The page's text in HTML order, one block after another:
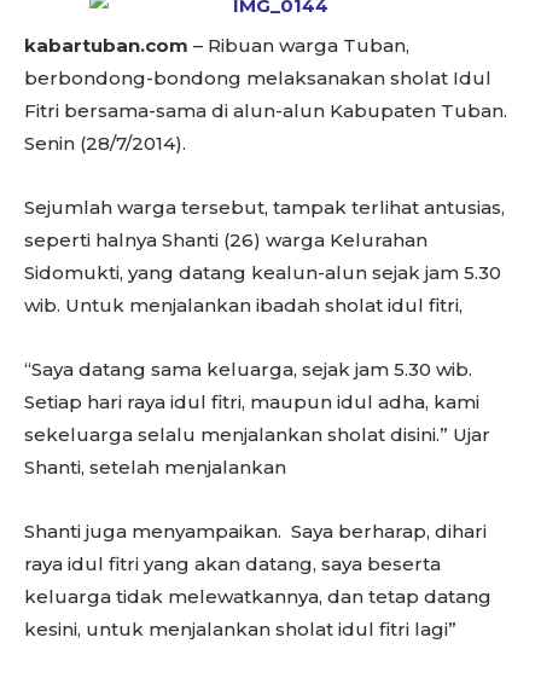
kabartuban.com – Ribuan warga Tuban,
berbondong-bondong melaksanakan sholat Idul
Fitri bersama-sama di alun-alun Kabupaten Tuban.
Senin (28/7/2014).
Sejumlah warga tersebut, tampak terlihat antusias,
seperti halnya Shanti (26) warga Kelurahan
Sidomukti, yang datang kealun-alun sejak jam 5.30
wib. Untuk menjalankan ibadah sholat idul fitri,
“Saya datang sama keluarga, sejak jam 5.30 wib.
Setiap hari raya idul fitri, maupun idul adha, kami
sekeluarga selalu menjalankan sholat disini.” Ujar
Shanti, setelah menjalankan
Shanti juga menyampaikan. Saya berharap, dihari
raya idul fitri yang akan datang, saya beserta
keluarga tidak melewatkannya, dan tetap datang
kesini, untuk menjalankan sholat idul fitri lagi”